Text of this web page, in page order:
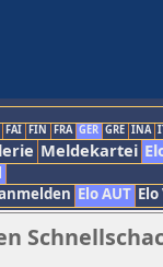
FAI FIN FRA GER GRE INA
Meldekartei
Elo AUT